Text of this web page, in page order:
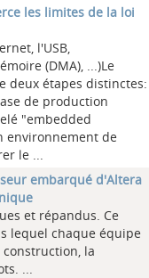
les limites de la loi
l'USB,
(DMA), ...)Le
deux étapes distinctes:
de production
"embedded
environnement de
le ...
embarqué d'Altera
et répandus. Ce
lequel chaque équipe
la
...